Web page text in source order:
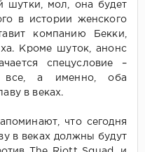
шутки, мол, она будет
в истории женского
компанию Бекки,
Кроме шуток, анонс
спецусловие –
все, а именно, оба
в веках.
что сегодня
в веках должны будут